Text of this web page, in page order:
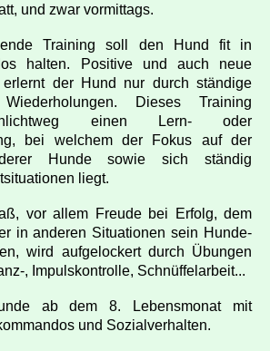
und zwar vormittags.
Training soll den Hund fit in
halten. Positive und auch neue
erlernt der Hund nur durch ständige
Dieses Training
einen Lern- oder
bei welchem der Fokus auf der
Hunde sowie sich ständig
liegt.
vor allem Freude bei Erfolg, dem
in anderen Situationen sein Hunde-
wird aufgelockert durch Übungen
, Impulskontrolle, Schnüffelarbeit...
ab dem 8. Lebensmonat mit
und Sozialverhalten.